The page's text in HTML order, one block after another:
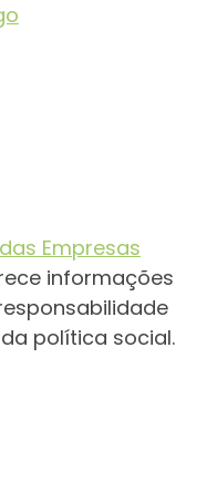
Empresas
informações
política social.